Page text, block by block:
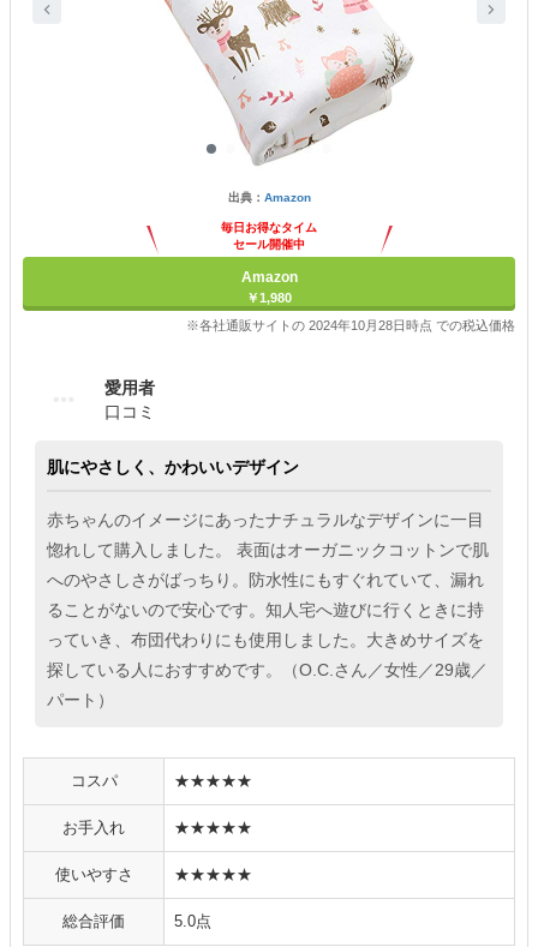
出典： Amazon
毎日お得なタイム
セール開催中
Amazon
￥1,980
※各社通販サイトの 2024年10月28日時点 での税込価格
愛用者
口コミ
肌にやさしく、かわいいデザイン
赤ちゃんのイメージにあったナチュラルなデザインに一目
惚れして購入しました。 表面はオーガニックコットンで肌
へのやさしさがばっちり。防水性にもすぐれていて、漏れ
ることがないので安心です。知人宅へ遊びに行くときに持
っていき、布団代わりにも使用しました。大きめサイズを
探している人におすすめです。（O.C.さん／女性／29歳／
パート）
コスパ ★★★★★
お手入れ ★★★★★
使いやすさ ★★★★★
総合評価 5.0点